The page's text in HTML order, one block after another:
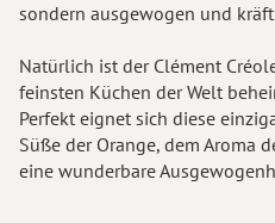
sondern ausgewogen und
Natürlich ist der Clément
feinsten Küchen der Welt
Perfekt eignet sich diese
Süße der Orange, dem Aroma
eine wunderbare